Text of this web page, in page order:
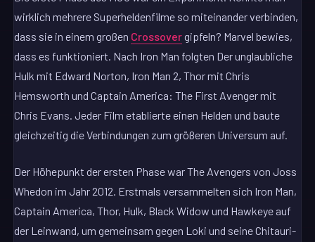
wirklich mehrere Superheldenfilme so miteinander verbinden,
dass sie in einem großen Crossovergipfeln? Marvel bewies,
dass es funktioniert. Nach Iron Man folgten Der unglaubliche
Hulk mit Edward Norton, Iron Man 2, Thor mit Chris
Hemsworth und Captain America: The First Avenger mit
Chris Evans. Jeder Film etablierte einen Helden und baute
gleichzeitig die Verbindungen zum größeren Universum auf.
Der Höhepunkt der ersten Phase war The Avengers von Joss
Whedon im Jahr 2012. Erstmals versammelten sich Iron Man,
Captain America, Thor, Hulk, Black Widow und Hawkeye auf
der Leinwand, um gemeinsam gegen Loki und seine Chitauri-